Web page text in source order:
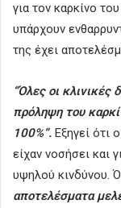
για τον καρκίνο
υπάρχουν
της έχει
“Όλες οι
πρόληψη του
100%”. Εξηγεί ότι
είχαν νοσήσει και
υψηλού κινδύνου.
αποτελέσματα